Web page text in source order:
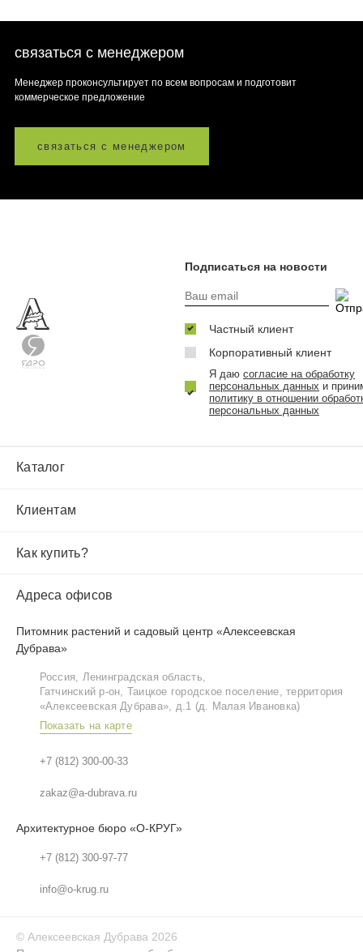
связаться с менеджером
Менеджер проконсультирует по всем вопросам и подготовит
коммерческое предложение
связаться с менеджером
Каталог
Клиентам
Как купить?
Адреса офисов
Питомник растений и садовый центр «Алексеевская
Дубрава»
Россия, Ленинградская область,
Гатчинский р‑он, Таицкое городское поселение, территория
«Алексеевская Дубрава», д.1 (д. Малая Ивановка)
Показать на карте
+7 (812) 300-00-33
zakaz@a-dubrava.ru
Архитектурное бюро «О-КРУГ»
+7 (812) 300-97-77
info@o-krug.ru
Подписаться на новости
Частный клиент
Корпоративный клиент
Я даю согласие на обработку
персональных данных и
политику в отношении
персональных данных
© Алексеевская Дубрава 2026